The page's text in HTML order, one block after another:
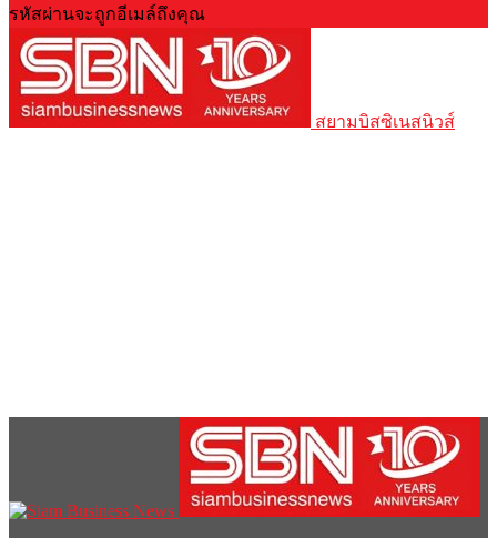
รหัสผ่านจะถูกอีเมล์ถึงคุณ
สยามบิสซิเนสนิวส์